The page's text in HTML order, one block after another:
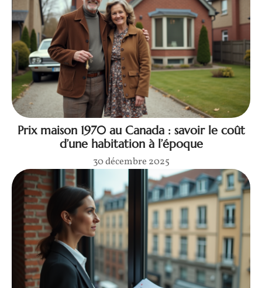
Prix maison 1970 au Canada : savoir le coût
d’une habitation à l’époque
30 décembre 2025